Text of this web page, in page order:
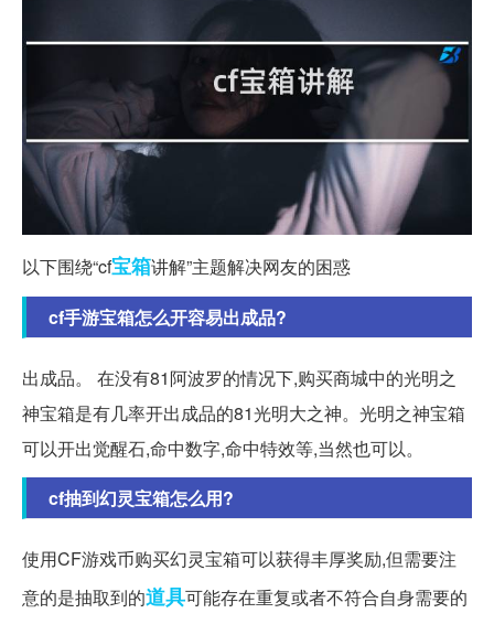
以下围绕“cf宝箱讲解”主题解决网友的困惑
cf手游宝箱怎么开容易出成品?
出成品。 在没有81阿波罗的情况下,购买商城中的光明之
神宝箱是有几率开出成品的81光明大之神。光明之神宝箱
可以开出觉醒石,命中数字,命中特效等,当然也可以。
cf抽到幻灵宝箱怎么用?
使用CF游戏币购买幻灵宝箱可以获得丰厚奖励,但需要注
意的是抽取到的道具可能存在重复或者不符合自身需要的